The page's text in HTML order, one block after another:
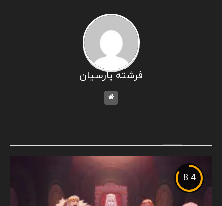
فرشته پارسیان
8.4